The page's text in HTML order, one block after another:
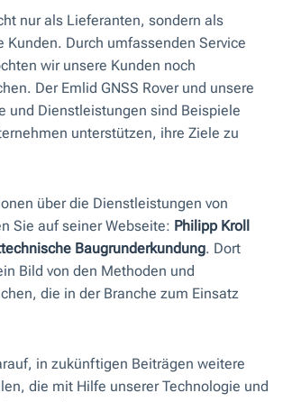
nur als Lieferanten, sondern als
Kunden. Durch umfassenden Service
wir unsere Kunden noch
Der Emlid GNSS Rover und unsere
und Dienstleistungen sind Beispiele
unterstützen, ihre Ziele zu
über die Dienstleistungen von
Sie auf seiner Webseite: Philipp Kroll
Baugrunderkundung. Dort
Bild von den Methoden und
die in der Branche zum Einsatz
in zukünftigen Beiträgen weitere
die mit Hilfe unserer Technologie und